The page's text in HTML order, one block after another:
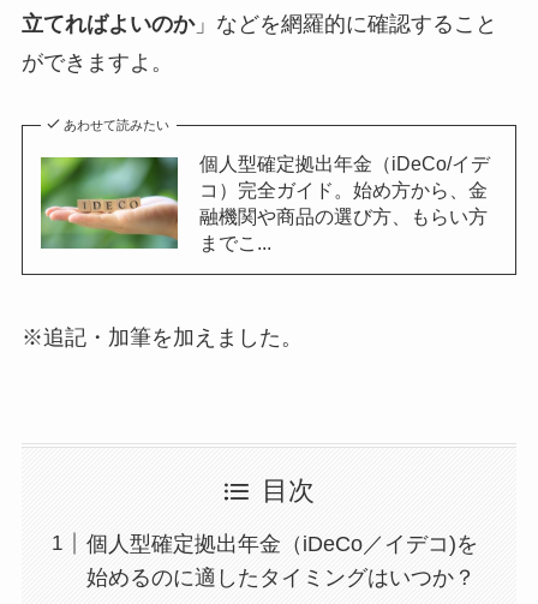
立てればよいのか」などを網羅的に確認すること
ができますよ。
あわせて読みたい
個人型確定拠出年金（iDeCo/イデ
コ）完全ガイド。始め方から、金
融機関や商品の選び方、もらい方
までこ...
※追記・加筆を加えました。
目次
個人型確定拠出年金（iDeCo／イデコ)を
始めるのに適したタイミングはいつか？